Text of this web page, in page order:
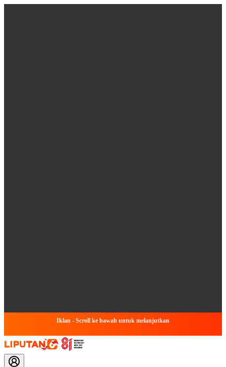
Iklan - Scroll ke bawah untuk melanjutkan